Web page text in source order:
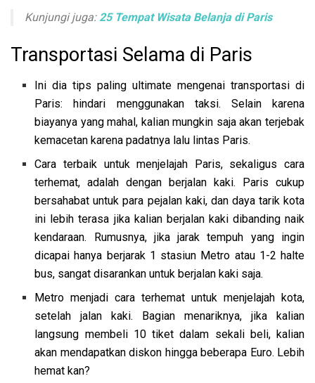
Kunjungi juga: 25 Tempat Wisata Belanja di Paris
Transportasi Selama di Paris
Ini dia tips paling ultimate mengenai transportasi di
Paris: hindari menggunakan taksi. Selain karena
biayanya yang mahal, kalian mungkin saja akan terjebak
kemacetan karena padatnya lalu lintas Paris.
Cara terbaik untuk menjelajah Paris, sekaligus cara
terhemat, adalah dengan berjalan kaki. Paris cukup
bersahabat untuk para pejalan kaki, dan daya tarik kota
ini lebih terasa jika kalian berjalan kaki dibanding naik
kendaraan. Rumusnya, jika jarak tempuh yang ingin
dicapai hanya berjarak 1 stasiun Metro atau 1-2 halte
bus, sangat disarankan untuk berjalan kaki saja.
Metro menjadi cara terhemat untuk menjelajah kota,
setelah jalan kaki. Bagian menariknya, jika kalian
langsung membeli 10 tiket dalam sekali beli, kalian
akan mendapatkan diskon hingga beberapa Euro. Lebih
hemat kan?